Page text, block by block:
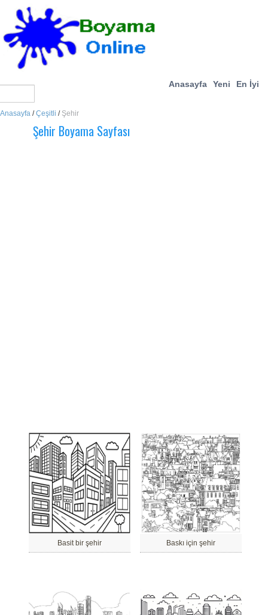
Anasayfa Yeni En İyi
Anasayfa /Çeşitli / Şehir
Şehir Boyama Sayfası
Basit bir şehir Baskı için şehir